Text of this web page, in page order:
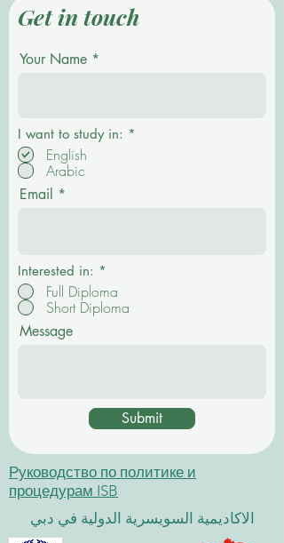
Get in touch
Your Name
I want to study in: *
English
Arabic
Email
Interested in: *
Full Diploma
Short Diploma
Message
Submit
Руководство по политике и
процедурам ISB
الاكاديمية السويسرية الدولية في دبي